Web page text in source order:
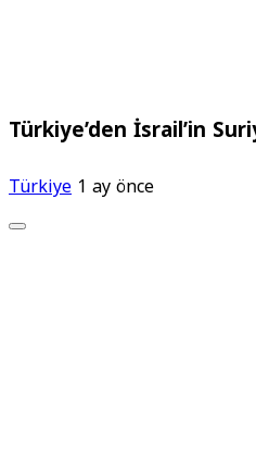
Türkiye’den İsrail’in
Türkiye 1 ay önce